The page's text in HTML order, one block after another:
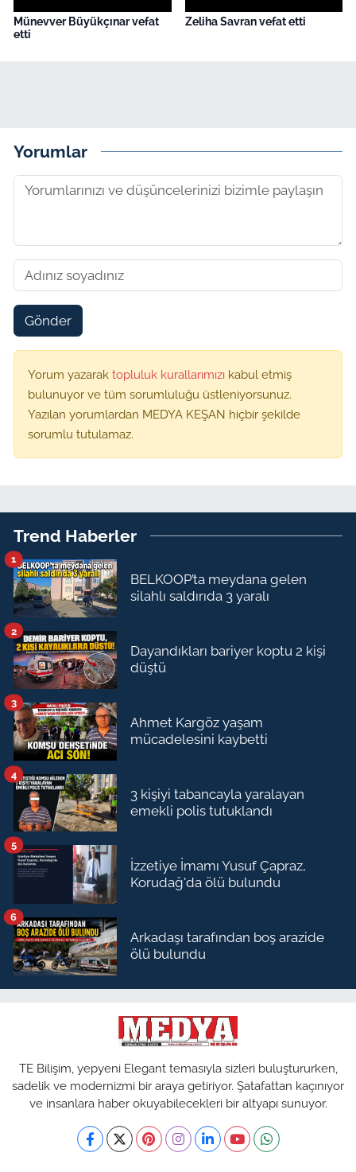
Münevver Büyükçınar vefat
etti
Zeliha Savran vefat etti
Yorumlar
Gönder
Yorum yazarak topluluk kurallarımızı kabul etmiş
bulunuyor ve tüm sorumluluğu üstleniyorsunuz.
Yazılan yorumlardan MEDYA KEŞAN hiçbir şekilde
sorumlu tutulamaz.
Trend Haberler
BELKOOP’ta meydana gelen
silahlı saldırıda 3 yaralı
1
Dayandıkları bariyer koptu 2 kişi
düştü
2
Ahmet Kargöz yaşam
mücadelesini kaybetti
3
3 kişiyi tabancayla yaralayan
emekli polis tutuklandı
4
İzzetiye İmamı Yusuf Çapraz,
Korudağ'da ölü bulundu
5
Arkadaşı tarafından boş arazide
ölü bulundu
6
TE Bilişim, yepyeni Elegant temasıyla sizleri buluştururken,
sadelik ve modernizmi bir araya getiriyor. Şatafattan kaçınıyor
ve insanlara haber okuyabilecekleri bir altyapı sunuyor.